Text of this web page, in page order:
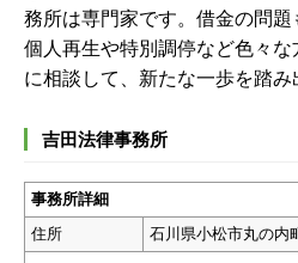
務所は専門家です。借金の問題
個人再生や特別調停など色々
に相談して、新たな一歩を踏み
吉田法律事務所
事務所詳細
住所
石川県小松市丸の内